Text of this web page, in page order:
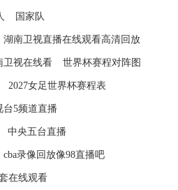
国家队
湖南卫视直播在线观看高清回放
卫视在线看 世界杯赛程对阵图
2027女足世界杯赛程表
台5频道直播
中央五台直播
cba录像回放像98直播吧
在线观看